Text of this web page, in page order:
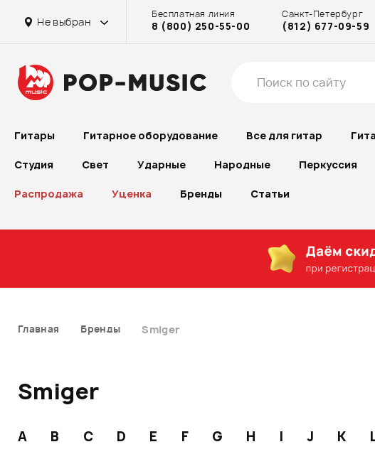
Не выбран
Бесплатная линия
8 (800) 250-55-00
Санкт-Петербург
(812) 677-09-59
Гитары Гитарное оборудование Все для гитар
Студия Свет Ударные Народные Перкуссия
Распродажа Уценка Бренды Статьи
Главная Бренды Smiger
Smiger
A B C D E F G H I J K
на Проспекте Большевиков
на Рубинштейна